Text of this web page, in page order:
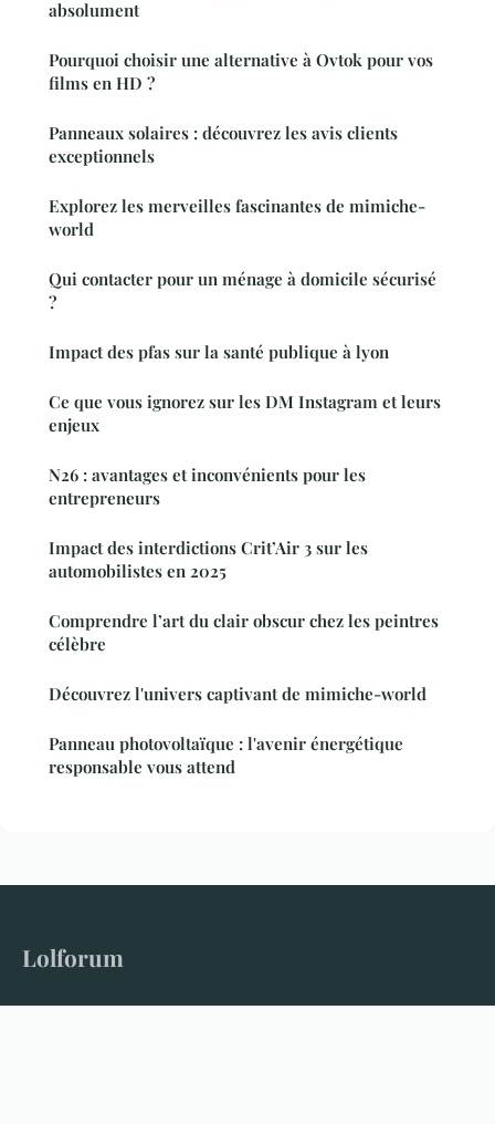
absolument
Pourquoi choisir une alternative à Ovtok pour vos
films en HD ?
Panneaux solaires : découvrez les avis clients
exceptionnels
Explorez les merveilles fascinantes de mimiche-
world
Qui contacter pour un ménage à domicile sécurisé
?
Impact des pfas sur la santé publique à lyon
Ce que vous ignorez sur les DM Instagram et leurs
enjeux
N26 : avantages et inconvénients pour les
entrepreneurs
Impact des interdictions Crit’Air 3 sur les
automobilistes en 2025
Comprendre l’art du clair obscur chez les peintres
célèbre
Découvrez l'univers captivant de mimiche-world
Panneau photovoltaïque : l'avenir énergétique
responsable vous attend
Lolforum